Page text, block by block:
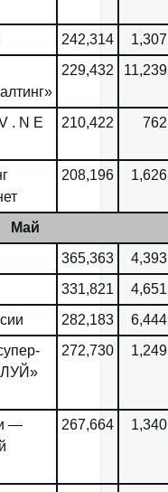
242,314
229,432
. N E
210,422
208,196
Май
365,363
331,821
282,183
272,730
—
267,664